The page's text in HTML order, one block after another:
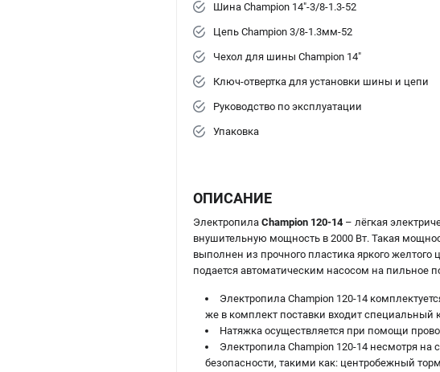
Шина Champion 14"-3/8-1.3-52
Цепь Champion 3/8-1.3мм-52
Чехол для шины Champion 14"
Ключ-отвертка для установки шины и цепи
Руководство по эксплуатации
Упаковка
ОПИСАНИЕ
Электропила Champion 120-14– лёгкая
внушительную мощность в 2000 Вт. Такая
выполнен из прочного пластика яркого
подается автоматическим насосом на пильное
Электропила Champion 120-14
же в комплект поставки входит специальный
Натяжка осуществляется при помощи
Электропила Champion 120-14 несмотря
безопасности, такими как: центробежный